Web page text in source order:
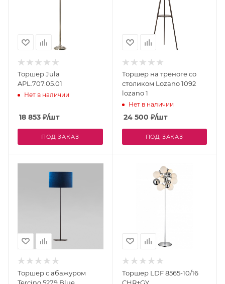
Торшер Jula
APL.707.05.01
Нет в наличии
18 853 ₽/шт
ПОД ЗАКАЗ
Торшер на треноге со
столиком Lozano 1092
lozano 1
Нет в наличии
24 500 ₽/шт
ПОД ЗАКАЗ
Торшер с абажуром
Tercino 5279 Blue
Торшер LDF 8565-10/16
CHR+GY